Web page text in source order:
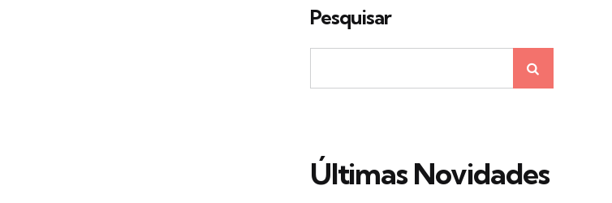
Pesquisar
Últimas Novidades